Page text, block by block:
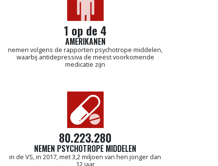
1 op de 4
AMERIKANEN
nemen volgens de rapporten psychotrope middelen,
waarbij antidepressiva de meest voorkomende
medicatie zijn
80.223.280
NEMEN PSYCHOTROPE MIDDELEN
in de VS, in 2017, met 3,2 miljoen van hen jonger dan